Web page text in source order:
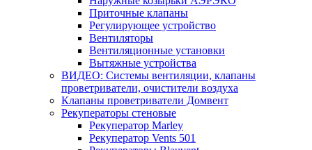
Приточные клапаны
Регулирующее устройство
Вентиляторы
Вентиляционные установки
Вытяжные устройства
ВИДЕО: Системы вентиляции, клапаны
проветриватели, очистители воздуха
Клапаны проветриватели Домвент
Рекуператоры стеновые
Рекуператор Marley
Рекуператор Vents 501